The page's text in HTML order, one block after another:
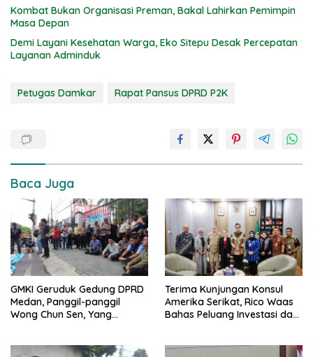
Kombat Bukan Organisasi Preman, Bakal Lahirkan Pemimpin
Masa Depan
Demi Layani Kesehatan Warga, Eko Sitepu Desak Percepatan
Layanan Adminduk
Petugas Damkar Rapat Pansus DPRD P2K
Baca Juga
GMKI Geruduk Gedung DPRD
Medan, Panggil-panggil
Wong Chun Sen, Yang
Terima Kunjungan Konsul
Amerika Serikat, Rico Waas
Bahas Peluang Investasi dan